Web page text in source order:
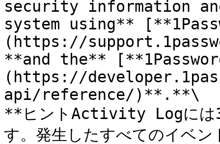
security information
system using**
(https://
**and the**
(https://
api/reference/)**.**\
**ヒントActivity Logには
す。発生したすべてのイベ